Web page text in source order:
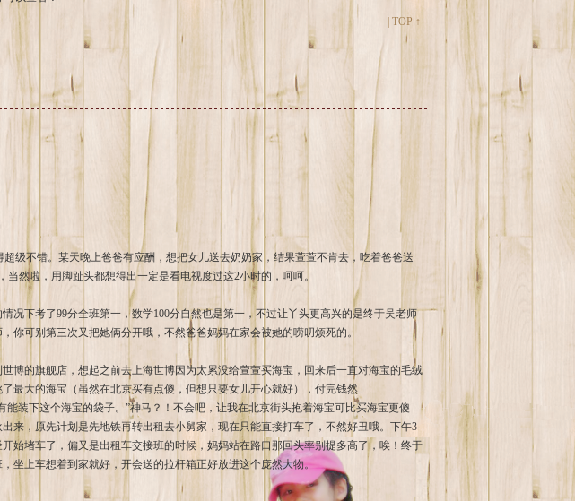
TOP ↑
当然啦，用脚趾头都想得出一定是看电视度过这2小时的，呵呵。
况下考了99分全班第一，数学100分自然也是第一，不过让丫头更高兴的是终于吴老师
你可别第三次又把她俩分开哦，不然爸爸妈妈在家会被她的唠叨烦死的。
博的旗舰店，想起之前去上海世博因为太累没给萱萱买海宝，回来后一直对海宝的毛绒
最大的海宝（虽然在北京买有点傻，但想只要女儿开心就好），付完钱然
能装下这个海宝的袋子。”神马？！不会吧，让我在北京街头抱着海宝可比买海宝更傻
来，原先计划是先地铁再转出租去小舅家，现在只能直接打车了，不然好丑哦。下午3
始堵车了，偏又是出租车交接班的时候，妈妈站在路口那回头率别提多高了，唉！终于
坐上车想着到家就好，开会送的拉杆箱正好放进这个庞然大物。